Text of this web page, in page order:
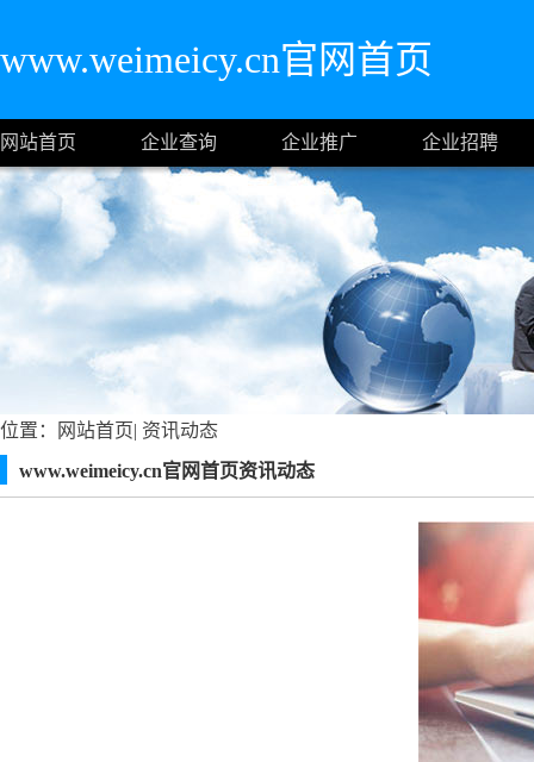
www.weimeicy.cn官网首页
网站首页 企业查询 企业推广 企业招聘
位置： 网站首页| 资讯动态
www.weimeicy.cn官网首页资讯动态